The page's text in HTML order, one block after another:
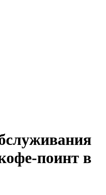
поинт в